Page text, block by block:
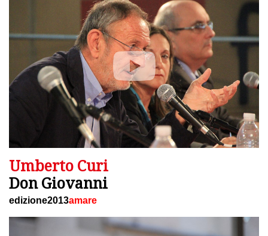
Umberto Curi
Don Giovanni
edizione2013amare